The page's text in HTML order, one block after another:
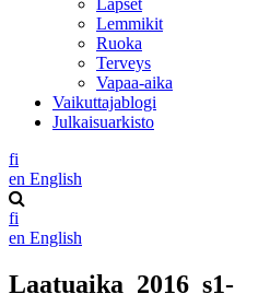
Lapset
Lemmikit
Ruoka
Terveys
Vapaa-aika
Vaikuttajablogi
Julkaisuarkisto
fi
en English
fi
en English
Laatuaika_2016_s1-